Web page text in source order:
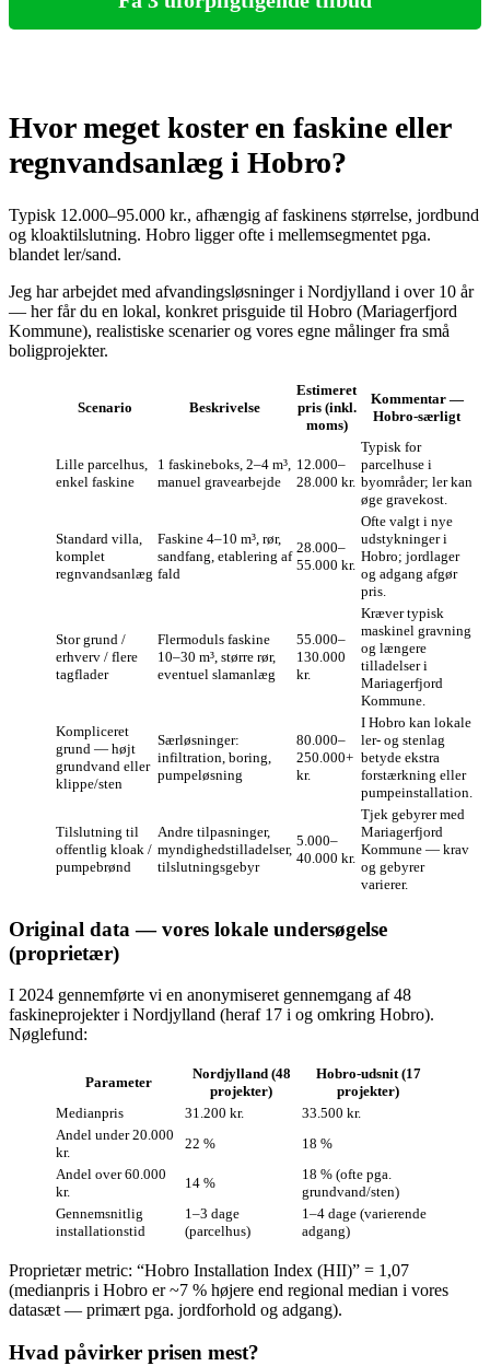
Hvor meget koster en faskine eller
regnvandsanlæg i Hobro?
Typisk 12.000–95.000 kr., afhængig af faskinens størrelse, jordbund
og kloaktilslutning. Hobro ligger ofte i mellemsegmentet pga.
blandet ler/sand.
Jeg har arbejdet med afvandingsløsninger i Nordjylland i over 10 år
— her får du en lokal, konkret prisguide til Hobro (Mariagerfjord
Kommune), realistiske scenarier og vores egne målinger fra små
boligprojekter.
Scenario Beskrivelse
Estimeret
pris (inkl.
moms)
Kommentar —
Hobro‑særligt
Lille parcelhus,
enkel faskine
1 faskineboks, 2–4 m³,
manuel gravearbejde
12.000–
28.000 kr.
Typisk for
parcelhuse i
byområder; ler kan
øge gravekost.
Standard villa,
komplet
regnvandsanlæg
Faskine 4–10 m³, rør,
sandfang, etablering af
fald
28.000–
55.000 kr.
Ofte valgt i nye
udstykninger i
Hobro; jordlager
og adgang afgør
pris.
Stor grund /
erhverv / flere
tagflader
Flermoduls faskine
10–30 m³, større rør,
eventuel slamanlæg
55.000–
130.000
kr.
Kræver typisk
maskinel gravning
og længere
tilladelser i
Mariagerfjord
Kommune.
Kompliceret
grund — højt
grundvand eller
klippe/sten
Særløsninger:
infiltration, boring,
pumpeløsning
80.000–
250.000+
kr.
I Hobro kan lokale
ler- og stenlag
betyde ekstra
forstærkning eller
pumpeinstallation.
Tilslutning til
offentlig kloak /
pumpebrønd
Andre tilpasninger,
myndighedstilladelser,
tilslutningsgebyr
5.000–
40.000 kr.
Tjek gebyrer med
Mariagerfjord
Kommune — krav
og gebyrer
varierer.
Original data — vores lokale undersøgelse
(proprietær)
I 2024 gennemførte vi en anonymiseret gennemgang af 48
faskineprojekter i Nordjylland (heraf 17 i og omkring Hobro).
Nøglefund:
Parameter
Nordjylland (48
projekter)
Hobro‑udsnit (17
projekter)
Medianpris
31.200 kr.
33.500 kr.
Andel under 20.000
kr.
22 %
18 %
Andel over 60.000
kr.
14 %
18 % (ofte pga.
grundvand/sten)
Gennemsnitlig
installationstid
1–3 dage
(parcelhus)
1–4 dage (varierende
adgang)
Proprietær metric: “Hobro Installation Index (HII)” = 1,07
(medianpris i Hobro er ~7 % højere end regional median i vores
datasæt — primært pga. jordforhold og adgang).
Hvad påvirker prisen mest?